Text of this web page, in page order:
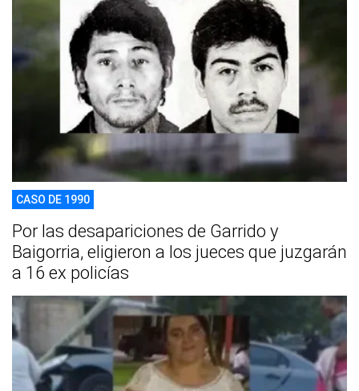
CASO DE 1990
Por las desapariciones de Garrido y
Baigorria, eligieron a los jueces que juzgarán
a 16 ex policías